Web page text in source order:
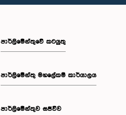
පාර්ලිමේන්තුවේ කටයුතු
පාර්ලිමේන්තු මහලේකම් කාර්යාලය
පාර්ලිමේන්තුව සජීවීව